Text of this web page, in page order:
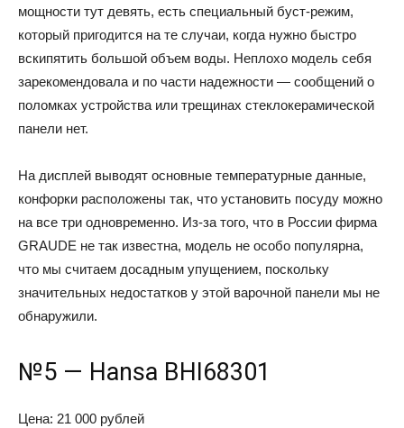
мощности тут девять, есть специальный буст-режим,
который пригодится на те случаи, когда нужно быстро
вскипятить большой объем воды. Неплохо модель себя
зарекомендовала и по части надежности — сообщений о
поломках устройства или трещинах стеклокерамической
панели нет.
На дисплей выводят основные температурные данные,
конфорки расположены так, что установить посуду можно
на все три одновременно. Из-за того, что в России фирма
GRAUDE не так известна, модель не особо популярна,
что мы считаем досадным упущением, поскольку
значительных недостатков у этой варочной панели мы не
обнаружили.
№5 — Hansa BHI68301
Цена: 21 000 рублей